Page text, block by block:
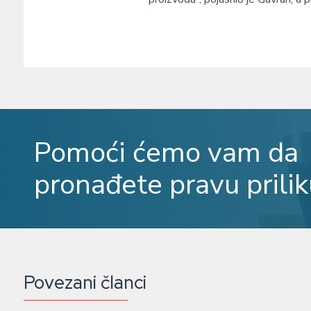
Pomoći ćemo vam da
pronađete pravu
Povezani članci